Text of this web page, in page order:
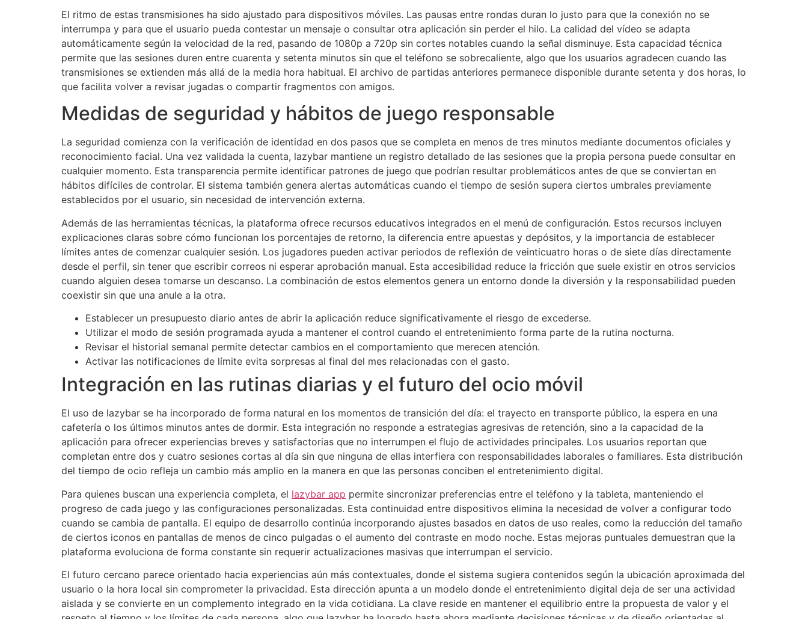
El ritmo de estas transmisiones ha sido ajustado para dispositivos móviles. Las pausas entre rondas duran lo justo para que la conexión no se
interrumpa y para que el usuario pueda contestar un mensaje o consultar otra aplicación sin perder el hilo. La calidad del vídeo se adapta
automáticamente según la velocidad de la red, pasando de 1080p a 720p sin cortes notables cuando la señal disminuye. Esta capacidad técnica
permite que las sesiones duren entre cuarenta y setenta minutos sin que el teléfono se sobrecaliente, algo que los usuarios agradecen cuando las
transmisiones se extienden más allá de la media hora habitual. El archivo de partidas anteriores permanece disponible durante setenta y dos horas, lo
que facilita volver a revisar jugadas o compartir fragmentos con amigos.
Medidas de seguridad y hábitos de juego responsable
La seguridad comienza con la verificación de identidad en dos pasos que se completa en menos de tres minutos mediante documentos oficiales y
reconocimiento facial. Una vez validada la cuenta, lazybar mantiene un registro detallado de las sesiones que la propia persona puede consultar en
cualquier momento. Esta transparencia permite identificar patrones de juego que podrían resultar problemáticos antes de que se conviertan en
hábitos difíciles de controlar. El sistema también genera alertas automáticas cuando el tiempo de sesión supera ciertos umbrales previamente
establecidos por el usuario, sin necesidad de intervención externa.
Además de las herramientas técnicas, la plataforma ofrece recursos educativos integrados en el menú de configuración. Estos recursos incluyen
explicaciones claras sobre cómo funcionan los porcentajes de retorno, la diferencia entre apuestas y depósitos, y la importancia de establecer
límites antes de comenzar cualquier sesión. Los jugadores pueden activar periodos de reflexión de veinticuatro horas o de siete días directamente
desde el perfil, sin tener que escribir correos ni esperar aprobación manual. Esta accesibilidad reduce la fricción que suele existir en otros servicios
cuando alguien desea tomarse un descanso. La combinación de estos elementos genera un entorno donde la diversión y la responsabilidad pueden
coexistir sin que una anule a la otra.
Establecer un presupuesto diario antes de abrir la aplicación reduce significativamente el riesgo de excederse.
Utilizar el modo de sesión programada ayuda a mantener el control cuando el entretenimiento forma parte de la rutina nocturna.
Revisar el historial semanal permite detectar cambios en el comportamiento que merecen atención.
Activar las notificaciones de límite evita sorpresas al final del mes relacionadas con el gasto.
Integración en las rutinas diarias y el futuro del ocio móvil
El uso de lazybar se ha incorporado de forma natural en los momentos de transición del día: el trayecto en transporte público, la espera en una
cafetería o los últimos minutos antes de dormir. Esta integración no responde a estrategias agresivas de retención, sino a la capacidad de la
aplicación para ofrecer experiencias breves y satisfactorias que no interrumpen el flujo de actividades principales. Los usuarios reportan que
completan entre dos y cuatro sesiones cortas al día sin que ninguna de ellas interfiera con responsabilidades laborales o familiares. Esta distribución
del tiempo de ocio refleja un cambio más amplio en la manera en que las personas conciben el entretenimiento digital.
Para quienes buscan una experiencia completa, el lazybar app permite sincronizar preferencias entre el teléfono y la tableta, manteniendo el
progreso de cada juego y las configuraciones personalizadas. Esta continuidad entre dispositivos elimina la necesidad de volver a configurar todo
cuando se cambia de pantalla. El equipo de desarrollo continúa incorporando ajustes basados en datos de uso reales, como la reducción del tamaño
de ciertos iconos en pantallas de menos de cinco pulgadas o el aumento del contraste en modo noche. Estas mejoras puntuales demuestran que la
plataforma evoluciona de forma constante sin requerir actualizaciones masivas que interrumpan el servicio.
El futuro cercano parece orientado hacia experiencias aún más contextuales, donde el sistema sugiera contenidos según la ubicación aproximada del
usuario o la hora local sin comprometer la privacidad. Esta dirección apunta a un modelo donde el entretenimiento digital deja de ser una actividad
aislada y se convierte en un complemento integrado en la vida cotidiana. La clave reside en mantener el equilibrio entre la propuesta de valor y el